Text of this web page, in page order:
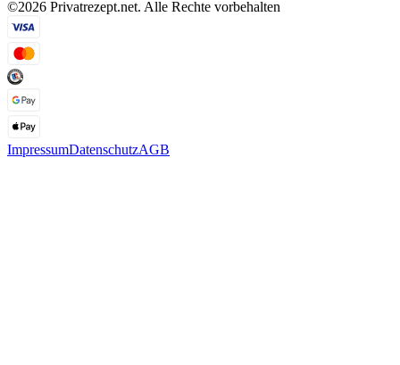
©2026 Privatrezept.net. Alle Rechte vorbehalten
ImpressumDatenschutzAGB